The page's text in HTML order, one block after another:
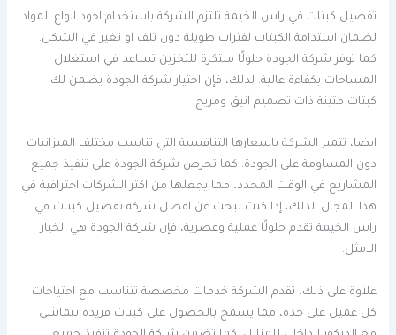
تفصيل كبتات في راس الخيمة تلتزم الشركة باستخدام اجود انواع المواد
لضمان استدامة الكبتات لفترات طويلة دون تلف او تغير في الشكل.
كما توفر شركة الجودة حلولًا مبتكرة للتخزين تساعد في استغلال
المساحات بكفاءة عالية. لذلك، فإن اختيار شركة الجودة يضمن لك
كبتات متينة ذات تصميم انيق ومريح.
ايضا، تتميز الشركة باسعارها التنافسية التي تناسب مختلف الميزانيات
دون المساومة على الجودة. كما تحرص شركة الجودة على تنفيذ جميع
المشاريع في الوقت المحدد، مما يجعلها من اكثر الشركات احترافية في
هذا المجال. لذلك، إذا كنت تبحث عن افضل شركة تفصيل كبتات في
راس الخيمة تقدم حلولًا عملية وعصرية، فإن شركة الجودة هي الخيار
الامثل.
علاوة على ذلك، تقدم الشركة خدمات مخصصة تتناسب مع احتياجات
كل عميل على حدة، مما يسمح بالحصول على كبتات فريدة تتماشى